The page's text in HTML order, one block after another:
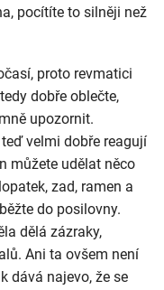
pocítíte to silněji než
proto revmatici
dobře oblečte,
upozornit.
velmi dobře reagují
můžete udělat něco
zad, ramen a
do posilovny.
dělá zázraky,
Ani ta ovšem není
dává najevo, že se